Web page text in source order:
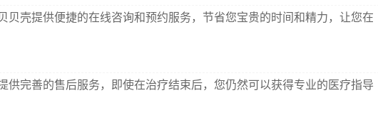
贝壳提供便捷的在线咨询和预约服务，节省您宝贵的时间和精力，让您在
供完善的售后服务，即使在治疗结束后，您仍然可以获得专业的医疗指导